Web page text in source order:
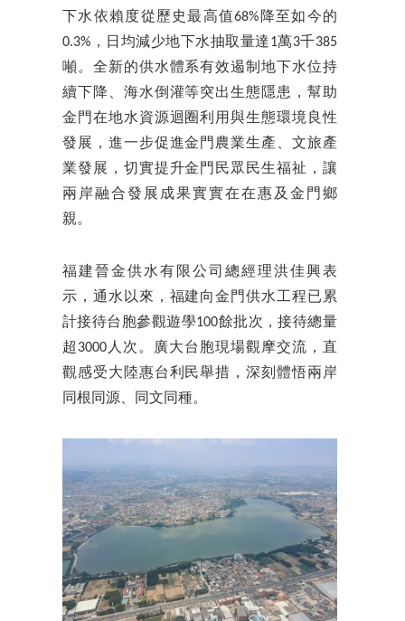
下水依賴度從歷史最高值68%降至如今的
0.3%，日均減少地下水抽取量達1萬3千385
噸。全新的供水體系有效遏制地下水位持
續下降、海水倒灌等突出生態隱患，幫助
金門在地水資源迴圈利用與生態環境良性
發展，進一步促進金門農業生產、文旅產
業發展，切實提升金門民眾民生福祉，讓
兩岸融合發展成果實實在在惠及金門鄉
親。
福建晉金供水有限公司總經理洪佳興表
示，通水以來，福建向金門供水工程已累
計接待台胞參觀遊學100餘批次，接待總量
超3000人次。廣大台胞現場觀摩交流，直
觀感受大陸惠台利民舉措，深刻體悟兩岸
同根同源、同文同種。